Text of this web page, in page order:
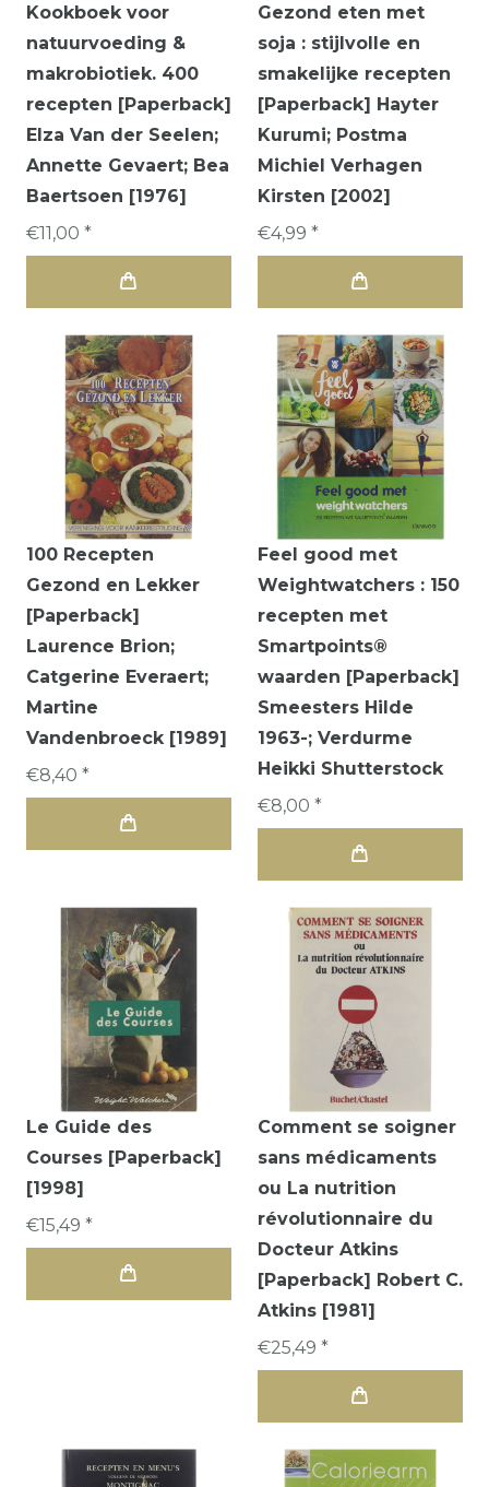
Kookboek voor
natuurvoeding &
makrobiotiek. 400
recepten [Paperback]
Elza Van der Seelen;
Annette Gevaert; Bea
Baertsoen [1976]
€11,00 *
Gezond eten met
soja : stijlvolle en
smakelijke recepten
[Paperback] Hayter
Kurumi; Postma
Michiel Verhagen
Kirsten [2002]
€4,99 *
100 Recepten
Gezond en Lekker
[Paperback]
Laurence Brion;
Catgerine Everaert;
Martine
Vandenbroeck [1989]
€8,40 *
Feel good met
Weightwatchers : 150
recepten met
Smartpoints®
waarden [Paperback]
Smeesters Hilde
1963-; Verdurme
Heikki Shutterstock
€8,00 *
Le Guide des
Courses [Paperback]
[1998]
€15,49 *
Comment se soigner
sans médicaments
ou La nutrition
révolutionnaire du
Docteur Atkins
[Paperback] Robert C.
Atkins [1981]
€25,49 *